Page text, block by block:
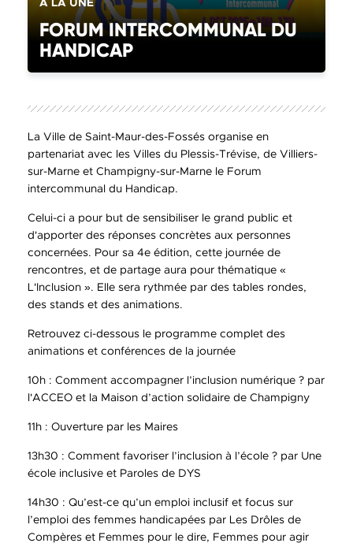
FORUM INTERCOMMUNAL DU
HANDICAP
La Ville de Saint-Maur-des-Fossés organise en
partenariat avec les Villes du Plessis-Trévise, de Villiers-
sur-Marne et Champigny-sur-Marne le Forum
intercommunal du Handicap.
Celui-ci a pour but de sensibiliser le grand public et
d'apporter des réponses concrètes aux personnes
concernées. Pour sa 4e édition, cette journée de
rencontres, et de partage aura pour thématique «
L'Inclusion ». Elle sera rythmée par des tables rondes,
des stands et des animations.
Retrouvez ci-dessous le programme complet des
animations et conférences de la journée
10h : Comment accompagner l’inclusion numérique ? par
l'ACCEO et la Maison d’action solidaire de Champigny
11h : Ouverture par les Maires
13h30 : Comment favoriser l’inclusion à l’école ? par Une
école inclusive et Paroles de DYS
14h30 : Qu’est-ce qu’un emploi inclusif et focus sur
l’emploi des femmes handicapées par Les Drôles de
Compères et Femmes pour le dire, Femmes pour agir